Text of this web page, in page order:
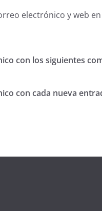
electrónico y web
con los siguientes
con cada nueva